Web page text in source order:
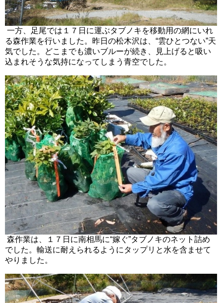
一方、足尾では１７日に運ぶタブノキを移動用の網にいれ
る森作業を行いました。昨日の松木沢は、“雲ひとつない”天
気でした。どこまでも濃いブルーが続き、見上げると吸い
込まれそうな気持になってしまう青空でした。
森作業は、１７日に南相馬に“嫁ぐ”タブノキのネット詰め
でした。輸送に耐えられるようにタップリと水を含ませて
やりました。